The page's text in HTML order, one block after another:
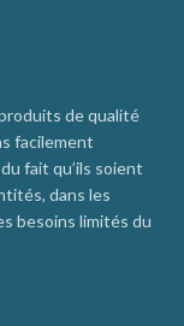
de qualité
facilement
fait qu’ils soient
dans les
besoins limités du